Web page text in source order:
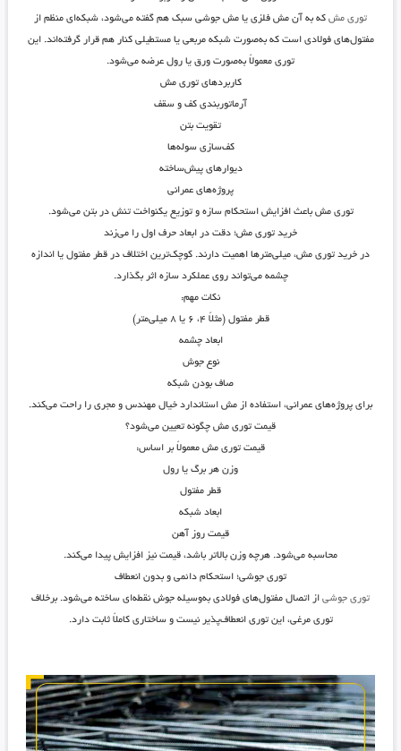
توری مشکه به آن مش فلزی یا مش جوشی سبک هم گفته می‌شود، شبکه‌ای منظم از
مفتول‌های فولادی است که به‌صورت شبکه مربعی یا مستطیلی کنار هم قرار گرفته‌اند. این
توری معمولاً به‌صورت ورق یا رول عرضه می‌شود.
کاربردهای توری مش
آرماتوربندی کف و سقف
تقویت بتن
کف‌سازی سوله‌ها
دیوارهای پیش‌ساخته
پروژه‌های عمرانی
توری مش باعث افزایش استحکام سازه و توزیع یکنواخت تنش در بتن می‌شود.
خرید توری مش؛ دقت در ابعاد حرف اول را می‌زند
در خرید توری مش، میلی‌مترها اهمیت دارند. کوچک‌ترین اختلاف در قطر مفتول یا اندازه
چشمه می‌تواند روی عملکرد سازه اثر بگذارد.
نکات مهم:
قطر مفتول (مثلاً ۴، ۶ یا ۸ میلی‌متر)
ابعاد چشمه
نوع جوش
صاف بودن شبکه
برای پروژه‌های عمرانی، استفاده از مش استاندارد خیال مهندس و مجری را راحت می‌کند.
قیمت توری مش چگونه تعیین می‌شود؟
قیمت توری مش معمولاً بر اساس:
وزن هر برگ یا رول
قطر مفتول
ابعاد شبکه
قیمت روز آهن
محاسبه می‌شود. هرچه وزن بالاتر باشد، قیمت نیز افزایش پیدا می‌کند.
توری جوشی؛ استحکام دائمی و بدون انعطاف
توری جوشیاز اتصال مفتول‌های فولادی به‌وسیله جوش نقطه‌ای ساخته می‌شود. برخلاف
توری مرغی، این توری انعطاف‌پذیر نیست و ساختاری کاملاً ثابت دارد.